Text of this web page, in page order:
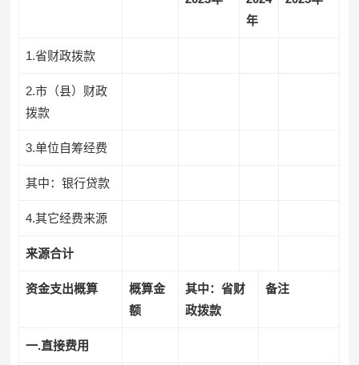
年
1.省财政拨款
2.市（县）财政
拨款
3.单位自筹经费
其中：银行贷款
4.其它经费来源
来源合计
资金支出概算
概算金
额
其中：省财
政拨款
备注
一.直接费用